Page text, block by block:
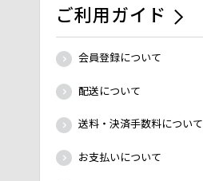
ご利用ガイド
会員登録について
配送について
送料・決済手数料について
お支払いについて